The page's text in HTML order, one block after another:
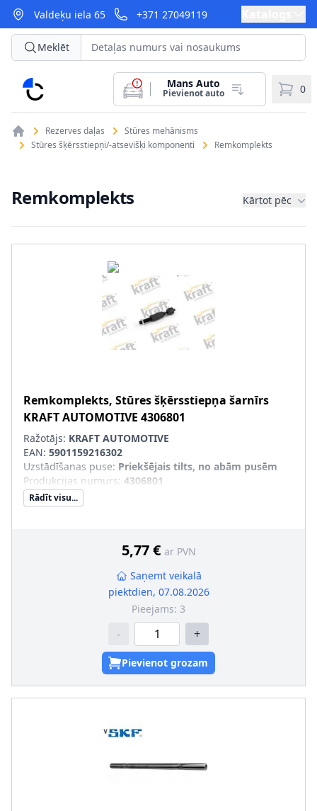
Valdeķu iela 65 +371 27049119
CarParts
Meklēt
Mans Auto
Pievienot auto 0
Rezerves daļas
Stūres mehānisms
Stūres šķērsstiepņi/-atsevišķi komponenti
Remkomplekts
Remkomplekts Kārtot pēc
Remkomplekts, Stūres šķērsstiepņa šarnīrs
KRAFT AUTOMOTIVE 4306801
Ražotājs: KRAFT AUTOMOTIVE
EAN: 5901159216302
Uzstādīšanas puse: Priekšējais tilts, no abām pusēm
Produkcijas numurs: 4306801
Rādīt visu...
5,77 € ar PVN
Saņemt veikalā
piektdien, 07.08.2026
Pieejams: 3
- +
Pievienot grozam